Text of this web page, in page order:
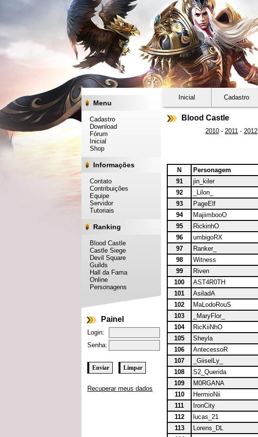
Menu
Cadastro
Download
Fórum
Inicial
Shop
Informações
Contato
Contribuições
Equipe
Servidor
Tutoriais
Ranking
Blood Castle
Castle Siege
Devil Square
Guilds
Hall da Fama
Online
Personagens
Inicial Cadastro
Blood Castle
2010 - 2011 - 2012
N
Personagem
91
jin_kiler
92
_Lilon_
93
PageElf
94
MajiimbooO
95
RickinhO
96
umbigoRX
97
Ranker_
98
Witness
99
Riven
100
AST4R0TH
101
AsiladA
102
MaLodoRouS
103
_MaryFlor_
104
RicKiiNhO
105
Sheyla
106
AntecessoR
107
_GiiselLy_
108
S2_Querida
109
M0RGANA
110
HermioNii
111
IronCity
112
lucas_21
113
Lorens_DL
Painel
Login:
Senha:
Recuperar meus dados